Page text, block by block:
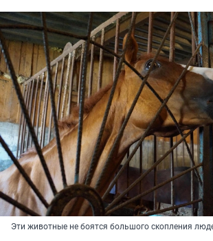
Эти животные не боятся большого скопления